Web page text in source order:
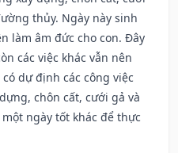
thủy. Ngày này sinh
làm âm đức cho con. Đây
các việc khác vẫn nên
dự định các công việc
chôn cất, cưới gả và
ngày tốt khác để thực